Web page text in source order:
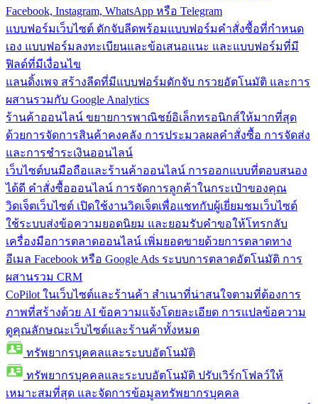
Facebook, Instagram, WhatsApp หรือ Telegram
แบบฟอร์มเว็บไซต์ ดักจับลีดพร้อมแบบฟอร์มคำสั่งซื้อที่กำหนด
เอง แบบฟอร์มลงทะเบียนและข้อเสนอแนะ และแบบฟอร์มที่มี
ฟิลด์ที่มีเงื่อนไข
แลนดิ้งเพจ สร้างลีดที่มีแบบฟอร์มดักจับ กรวยอัตโนมัติ และการ
ผสานรวมกับ Google Analytics
ร้านค้าออนไลน์ ขยายการพาณิชย์อิเล็กทรอนิกส์ให้มากที่สุด
ด้วยการจัดการสินค้าคงคลัง การประมวลผลคำสั่งซื้อ การจัดส่ง
และการชำระเงินออนไลน์
เว็บไซต์บนมือถือและร้านค้าออนไลน์ การออกแบบที่ตอบสนอง
ได้ดี คำสั่งซื้อออนไลน์ การจัดการลูกค้าในกระเป๋าของคุณ
วิดเจ็ตเว็บไซต์ เปิดใช้งานวิดเจ็ตเพื่อแชทกับผู้เยี่ยมชมเว็บไซต์
ใช้ระบบส่งข้อความยอดนิยม และยอมรับคำขอให้โทรกลับ
เครื่องมือการตลาดออนไลน์ เพิ่มยอดขายด้วยการตลาดทาง
อีเมล Facebook หรือ Google Ads ระบบการตลาดอัตโนมัติ การ
ผสานรวม CRM
CoPilot ในเว็บไซต์และร้านค้า สำเนาที่น่าสนใจตามที่ต้องการ
ภาพที่สร้างด้วย AI ข้อความแจ้งโดยละเอียด การแปลข้อความ
ดูคุณลักษณะเว็บไซต์และร้านค้าทั้งหมด
ทรัพยากรบุคคลและระบบอัตโนมัติ
ทรัพยากรบุคคลและระบบอัตโนมัติ ปรับเวิร์กโฟลว์ให้
เหมาะสมที่สุด และจัดการข้อมูลทรัพยากรบุคคล